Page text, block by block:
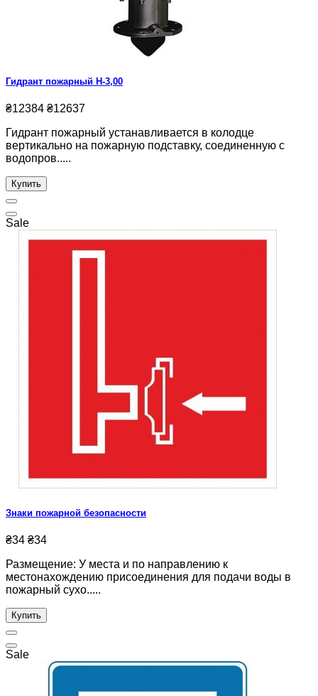
Гидрант пожарный Н-3,00
₴12384 ₴12637
Гидрант пожарный устанавливается в колодце
вертикально на пожарную подставку, соединенную с
водопров.....
Купить
Sale
Знаки пожарной безопасности
₴34 ₴34
Размещение: У места и по направлению к
местонахождению присоединения для подачи воды в
пожарный сухо.....
Купить
Sale